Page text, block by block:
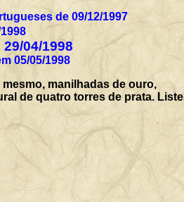
de 09/12/1997
04/1998
05/05/1998
manilhadas de ouro,
de quatro torres de prata. Listel